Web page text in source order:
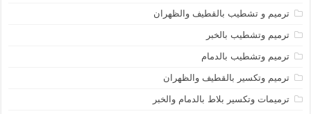
ترميم و تشطيب بالقطيف والظهران
ترميم وتشطيب بالخبر
ترميم وتشطيب بالدمام
ترميم وتكسير بالقطيف والظهران
ترميمات وتكسير بلاط بالدمام والخبر